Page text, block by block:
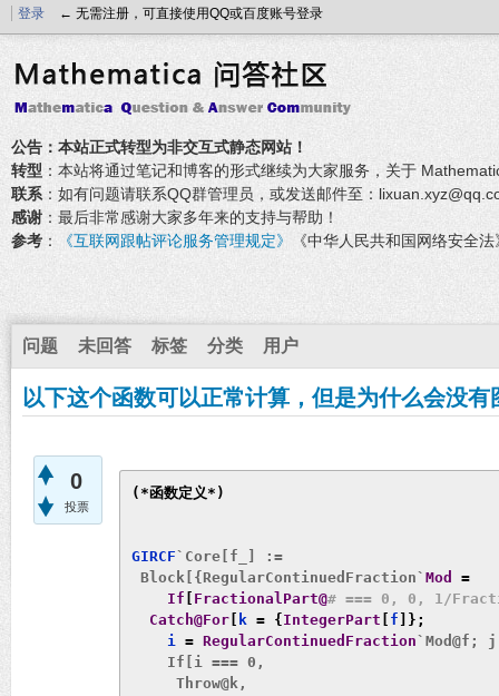
登录 ← 无需注册，可直接使用QQ或百度账号登录
公告：本站正式转型为非交互式静态网站！
转型 ：本站将通过笔记和博客的形式继续为大家服务，关于
联系 ：如有问题请联系QQ群管理员，或发送邮件至：
感谢 ：最后非常感谢大家多年来的支持与帮助！
参考 ： 《互联网跟帖评论服务管理规定》 《中华人民共和国网络安全
问题 未回答 标签 分类 用户
以下这个函数可以正常计算，但是为什么会没有
0
投票
(*函数定义*)
GIRCF`Core[f_] :=
Block[{RegularContinuedFraction` Mod
=
If
FractionalPart@# === 0, 0, 1/
Catch@For
k = { IntegerPart f ]};
    i
= RegularContinuedFraction
    If[i === 0,
     Throw@k,